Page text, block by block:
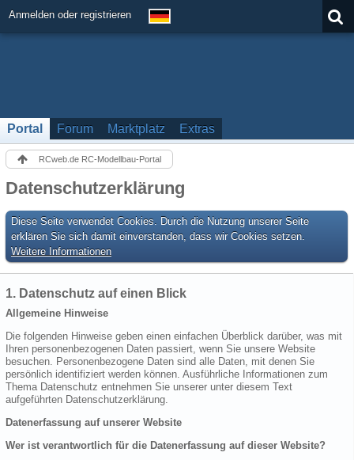
Anmelden oder registrieren
Portal Forum Marktplatz Extras
RCweb.de RC-Modellbau-Portal
Datenschutzerklärung
Diese Seite verwendet Cookies. Durch die Nutzung unserer Seite
erklären Sie sich damit einverstanden, dass wir Cookies setzen.
Weitere Informationen
1. Datenschutz auf einen Blick
Allgemeine Hinweise
Die folgenden Hinweise geben einen einfachen Überblick darüber, was mit
Ihren personenbezogenen Daten passiert, wenn Sie unsere Website
besuchen. Personenbezogene Daten sind alle Daten, mit denen Sie
persönlich identifiziert werden können. Ausführliche Informationen zum
Thema Datenschutz entnehmen Sie unserer unter diesem Text
aufgeführten Datenschutzerklärung.
Datenerfassung auf unserer Website
Wer ist verantwortlich für die Datenerfassung auf dieser Website?